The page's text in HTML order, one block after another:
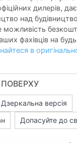
дилерів,
над
фахівців на
в
Дзеркальна версія
Допасуйте до